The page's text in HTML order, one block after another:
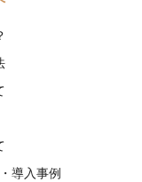
導入事例